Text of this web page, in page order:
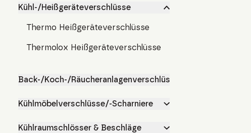
Kühl-/Heißgeräteverschlüsse
Thermo Heißgeräteverschlüsse
Thermolox Heißgeräteverschlüsse
Back-/Koch-/Räucheranlagenverschlüsse
Kühlmöbelverschlüsse/-Scharniere
Kühlraumschlösser & Beschläge